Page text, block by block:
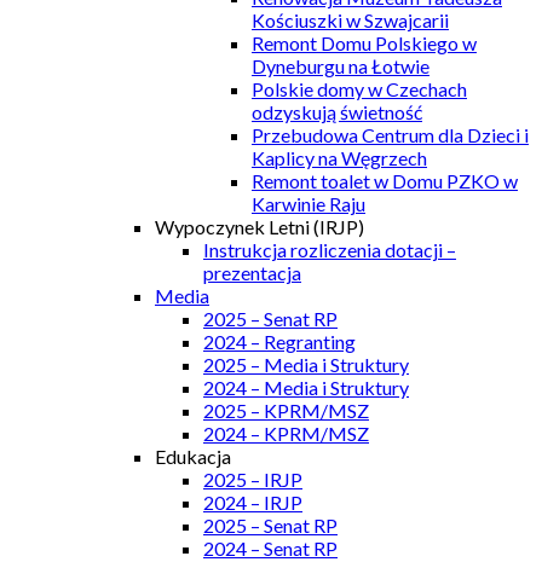
Kościuszki w Szwajcarii
Remont Domu Polskiego w
Dyneburgu na Łotwie
Polskie domy w Czechach
odzyskują świetność
Przebudowa Centrum dla Dzieci i
Kaplicy na Węgrzech
Remont toalet w Domu PZKO w
Karwinie Raju
Wypoczynek Letni (IRJP)
Instrukcja rozliczenia dotacji –
prezentacja
Media
2025 – Senat RP
2024 – Regranting
2025 – Media i Struktury
2024 – Media i Struktury
2025 – KPRM/MSZ
2024 – KPRM/MSZ
Edukacja
2025 – IRJP
2024 – IRJP
2025 – Senat RP
2024 – Senat RP